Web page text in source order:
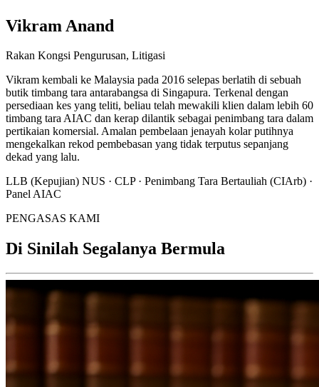
Vikram Anand
Rakan Kongsi Pengurusan, Litigasi
Vikram kembali ke Malaysia pada 2016 selepas berlatih di sebuah
butik timbang tara antarabangsa di Singapura. Terkenal dengan
persediaan kes yang teliti, beliau telah mewakili klien dalam lebih 60
timbang tara AIAC dan kerap dilantik sebagai penimbang tara dalam
pertikaian komersial. Amalan pembelaan jenayah kolar putihnya
mengekalkan rekod pembebasan yang tidak terputus sepanjang
dekad yang lalu.
LLB (Kepujian) NUS · CLP · Penimbang Tara Bertauliah (CIArb) ·
Panel AIAC
PENGASAS KAMI
Di Sinilah Segalanya Bermula